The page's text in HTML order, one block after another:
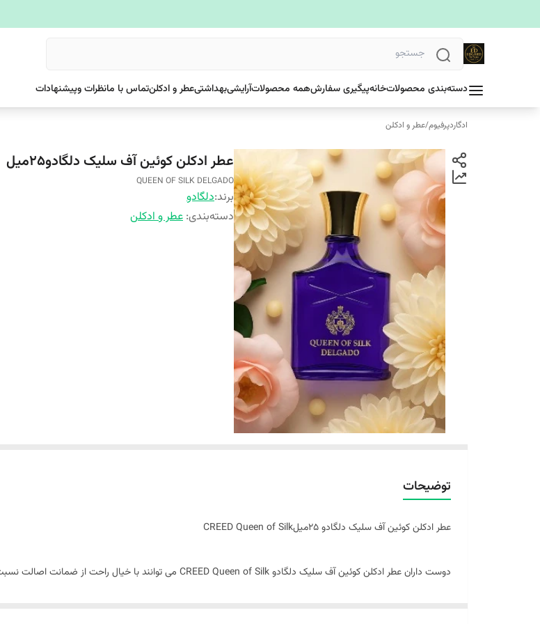
دسته‌بندی محصولاتخانهپیگیری سفارشهمه محصولاتآرایشیبهداشتیعطر و ادکلنتماس با مانظرات وپیشنهادات
ادگاردپرفیوم/عطر و ادکلن
عطر ادکلن کوئین آف سلیک دلگادو۲۵میل
QUEEN OF SILK DELGADO
برند:دلگادو
دسته‌بندی: عطر و ادکلن
توضیحات
عطر ادکلن کوئین آف سلیک دلگادو ۲۵میلCREED Queen of Silk